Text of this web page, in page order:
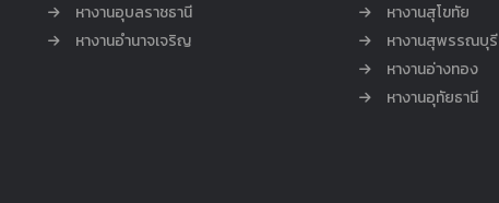
หางานอุบลราชธานี
หางานอำนาจเจริญ
หางานสุโขทัย
หางานสุพรรณบุรี
หางานอ่างทอง
หางานอุทัยธานี